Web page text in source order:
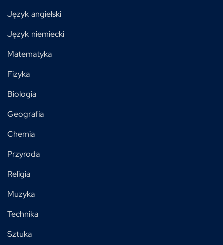
Język angielski
Język niemiecki
Matematyka
Fizyka
Biologia
Geografia
Chemia
Przyroda
Religia
Muzyka
Technika
Sztuka